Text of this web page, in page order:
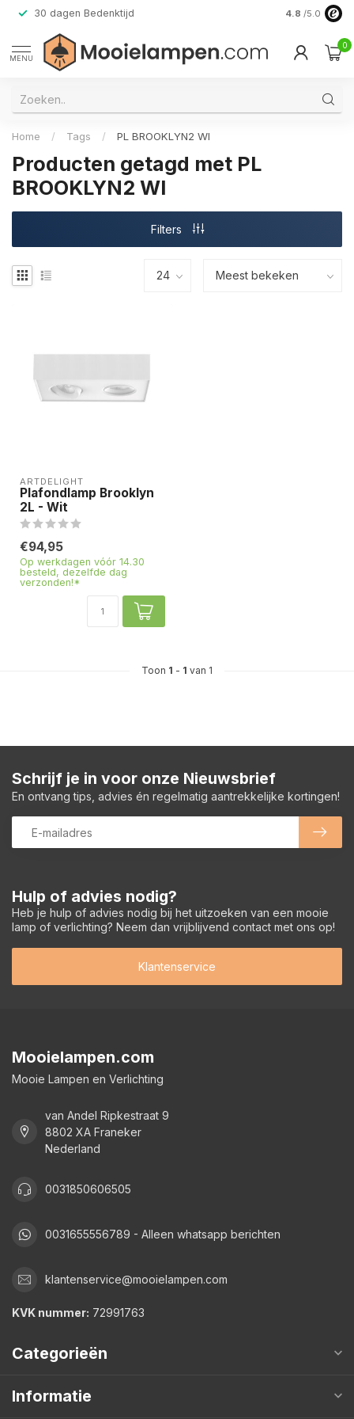
30 dagen Bedenktijd Verzending
4.8 /5.0
MENU
0
Home / Tags / PL BROOKLYN2 WI
Producten getagd met PL
BROOKLYN2 WI
Filters
ARTDELIGHT
Plafondlamp Brooklyn
2L - Wit
€94,95
Op werkdagen vóór 14.30
besteld, dezelfde dag
verzonden!*
Toon 1 - 1 van 1
Hulp of advies nodig?
Heb je hulp of advies nodig bij het uitzoeken van een mooie
lamp of verlichting? Neem dan vrijblijvend contact met ons op!
Klantenservice
Schrijf je in voor onze Nieuwsbrief
En ontvang tips, advies én regelmatig aantrekkelijke kortingen!
Mooielampen.com
Mooie Lampen en Verlichting
van Andel Ripkestraat 9
8802 XA Franeker
Nederland
0031850606505
0031655556789 - Alleen whatsapp berichten
klantenservice@mooielampen.com
KVK nummer: 72991763
Categorieën
Informatie